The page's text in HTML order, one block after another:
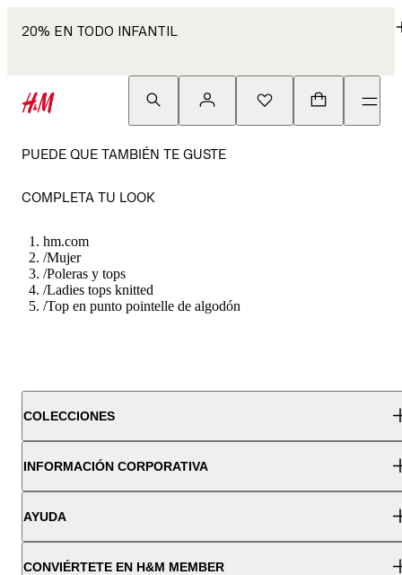
20% EN TODO INFANTIL
PUEDE QUE TAMBIÉN TE GUSTE
COMPLETA TU LOOK
hm.com
/Mujer
/Poleras y tops
/Ladies tops knitted
/Top en punto pointelle de algodón
COLECCIONES
INFORMACIÓN CORPORATIVA
AYUDA
CONVIÉRTETE EN H&M MEMBER